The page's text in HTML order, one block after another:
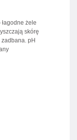
żele
skórę
pH